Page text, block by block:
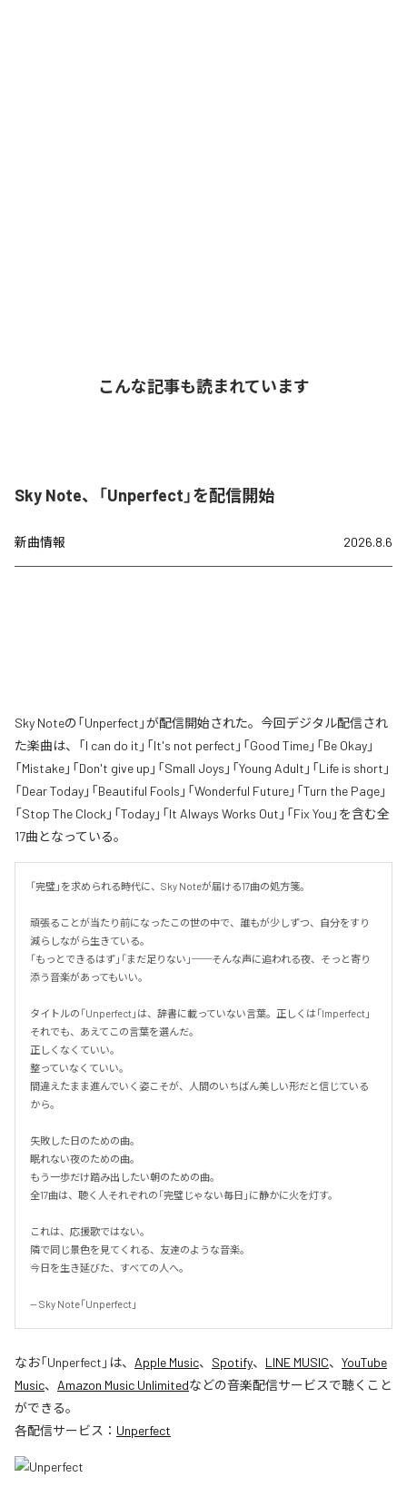
こんな記事も読まれています
Sky Note、「Unperfect」を配信開始
新曲情報 2026.8.6
Sky Noteの「Unperfect」が配信開始された。今回デジタル配信され
た楽曲は、「I can do it」「It's not perfect」「Good Time」「Be Okay」
「Mistake」「Don't give up」「Small Joys」「Young Adult」「Life is short」
「Dear Today」「Beautiful Fools」「Wonderful Future」「Turn the Page」
「Stop The Clock」「Today」「It Always Works Out」「Fix You」を含む全
17曲となっている。
「完璧」を求められる時代に、Sky Noteが届ける17曲の処方箋。
頑張ることが当たり前になったこの世の中で、誰もが少しずつ、自分をすり
減らしながら生きている。
「もっとできるはず」「まだ足りない」──そんな声に追われる夜、そっと寄り
添う音楽があってもいい。
タイトルの「Unperfect」は、辞書に載っていない言葉。正しくは「Imperfect」
それでも、あえてこの言葉を選んだ。
正しくなくていい。
整っていなくていい。
間違えたまま進んでいく姿こそが、人間のいちばん美しい形だと信じている
から。
失敗した日のための曲。
眠れない夜のための曲。
もう一歩だけ踏み出したい朝のための曲。
全17曲は、聴く人それぞれの「完璧じゃない毎日」に静かに火を灯す。
これは、応援歌ではない。
隣で同じ景色を見てくれる、友達のような音楽。
今日を生き延びた、すべての人へ。
-- Sky Note「Unperfect」
なお「Unperfect 」は、 Apple Music、 Spotify、 LINE MUSIC、 YouTube
Music、 Amazon Music Unlimitedなどの音楽配信サービスで聴くこと
ができる。
各配信サービス： Unperfect